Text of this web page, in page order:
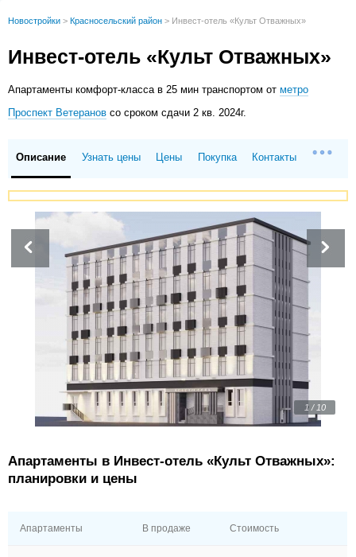
Новостройки > Красносельский район > Инвест-отель «Культ Отважных»
Инвест-отель «Культ Отважных»
Апартаменты комфорт-класса в 25 мин транспортом отметро
Проспект Ветеранов со сроком сдачи 2 кв. 2024г.
Описание Узнать цены Цены Покупка Контакты
1 / 10
Апартаменты в Инвест-отель «Культ Отважных»:
планировки и цены
Апартаменты В продаже Стоимость